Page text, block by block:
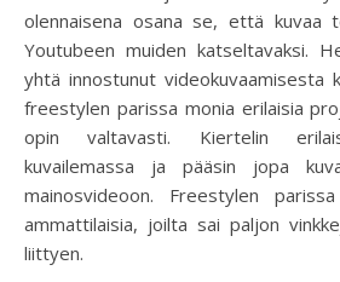
olennaisena osana se, että kuvaa
Youtubeen muiden katseltavaksi.
yhtä innostunut
freestylen parissa monia erilaisia
opin valtavasti. Kiertelin
kuvailemassa ja pääsin jopa
mainosvideoon. Freestylen
ammattilaisia, joilta sai paljon
liittyen.